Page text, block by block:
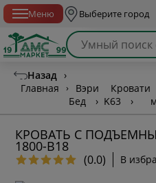
Меню Выберите город
Назад ›
Главная
›
Вэри
Бед
›
Кровати
K63
›
КРОВАТЬ С
1800-B18
(0.0) В